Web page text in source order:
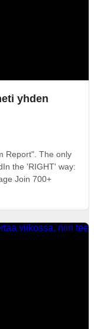
yhden
Report". The only
the 'RIGHT' way:
Join 700+